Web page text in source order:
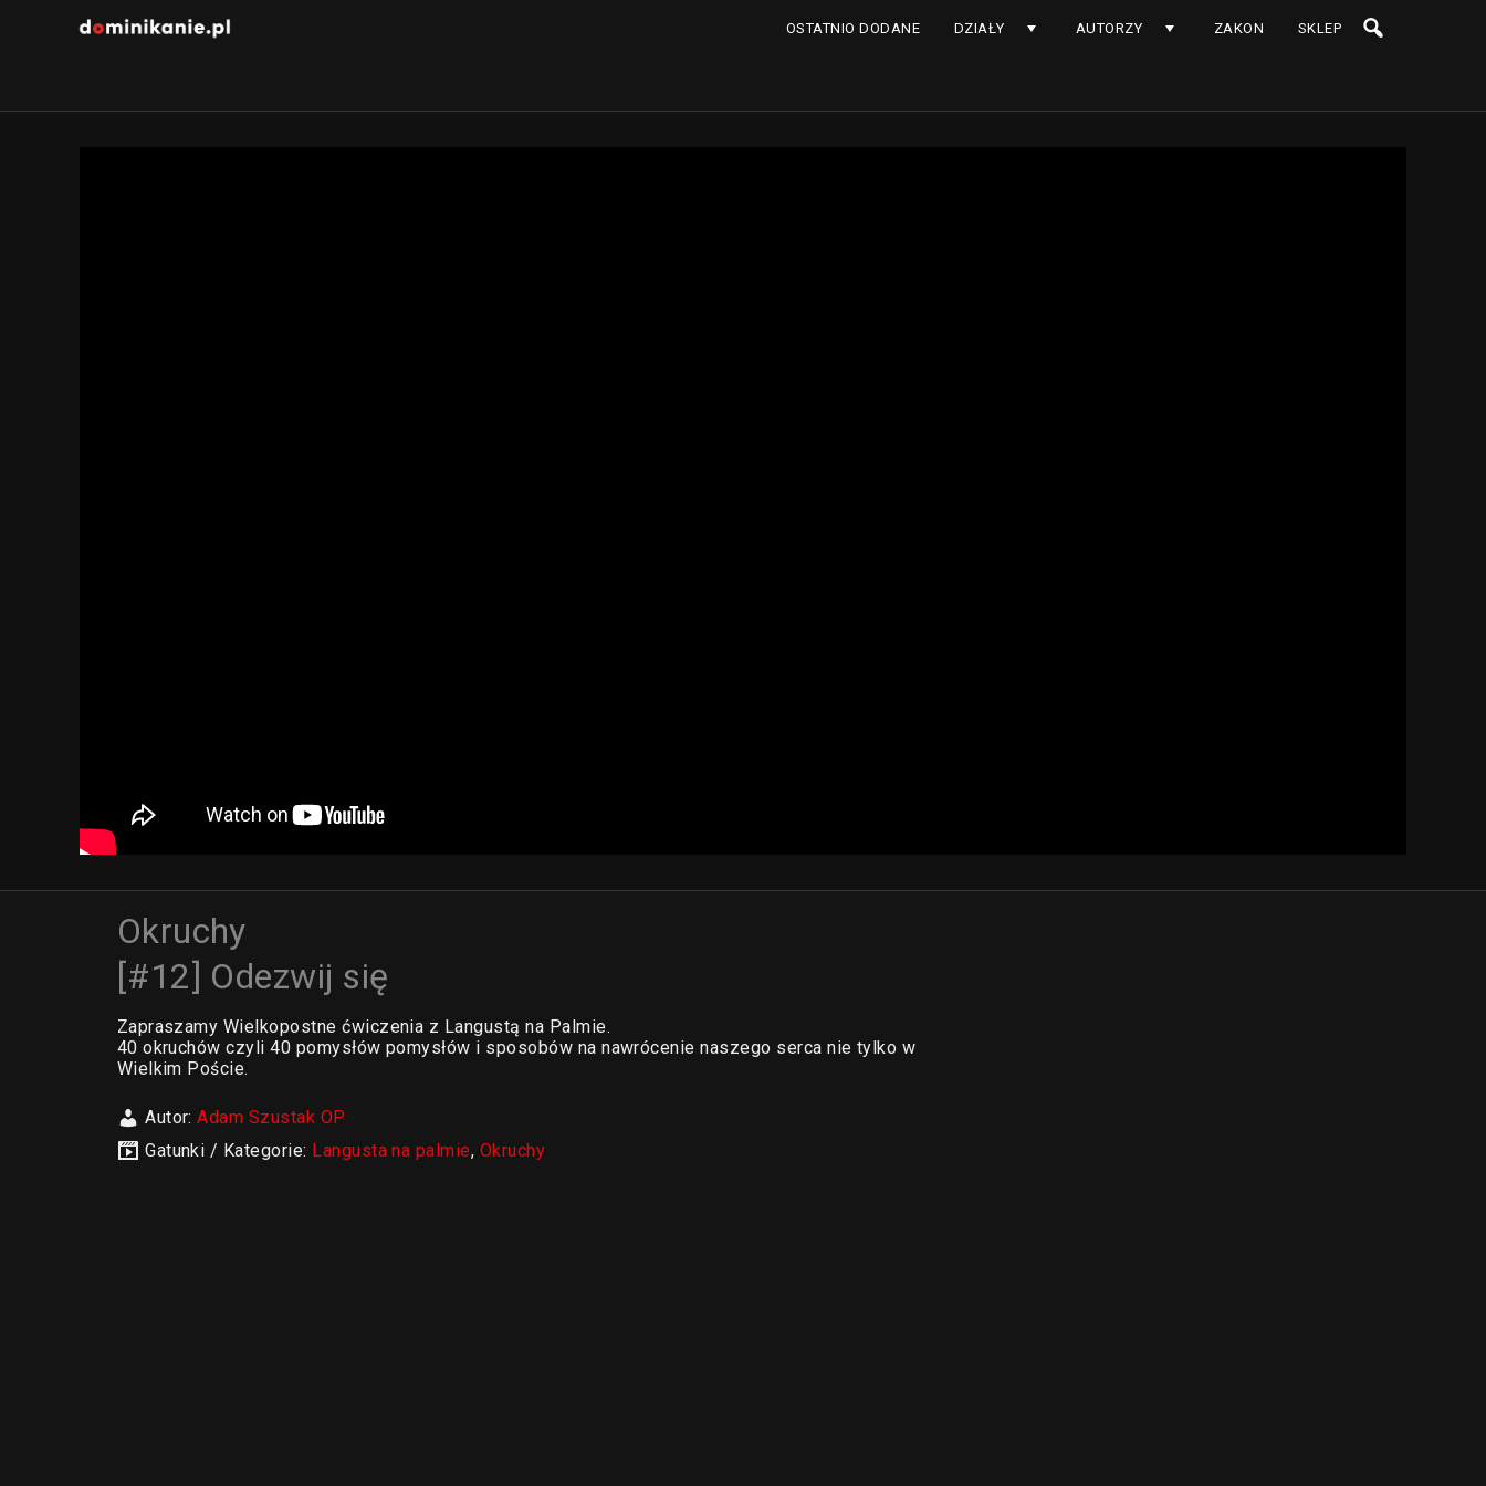
OSTATNIO DODANE DZIAŁY AUTORZY ZAKON SKLEP
Okruchy
[#12] Odezwij się
Zapraszamy Wielkopostne ćwiczenia z Langustą na Palmie.
40 okruchów czyli 40 pomysłów pomysłów i sposobów na nawrócenie naszego serca nie tylko w
Wielkim Poście.
Autor:Adam Szustak OP
Gatunki / Kategorie: Langusta na palmie, Okruchy